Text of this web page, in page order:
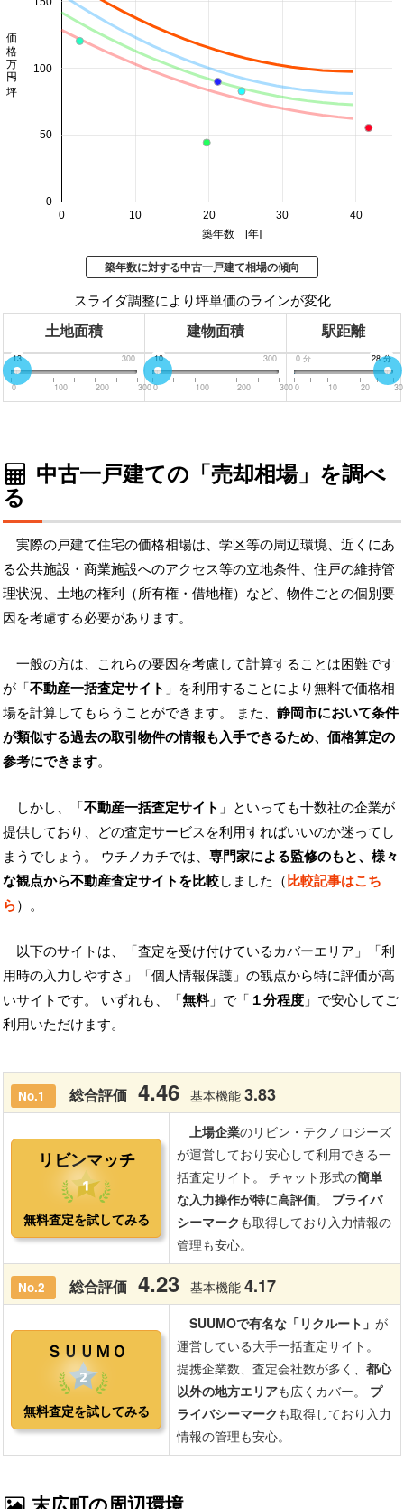
0 10 20 30 40
0
50
100
築年数 [年]
価格 万円/坪
築年数に対する中古一戸建て相場の傾向
スライダ調整により坪単価のラインが変化
土地面積 建物面積 駅距離
0 300
13
0 100 200 300
0 300
10
0 100 200 300
0分 30分
28分
0 10 20 30
中古一戸建ての「売却相場」を調べ
る
実際の戸建て住宅の価格相場は、学区等の周辺環境、近くにあ
る公共施設・商業施設へのアクセス等の立地条件、住戸の維持管
理状況、土地の権利（所有権・借地権）など、物件ごとの個別要
因を考慮する必要があります。
一般の方は、これらの要因を考慮して計算することは困難です
が「不動産一括査定サイト 」を利用することにより無料で価格相
場を計算してもらうことができます。 また、 静岡市において条件
が類似する過去の取引物件の情報も入手できるため、価格算定の
参考にできます。
しかし、「不動産一括査定サイト 」といっても十数社の企業が
提供しており、どの査定サービスを利用すればいいのか迷ってし
まうでしょう。 ウチノカチでは、 専門家による監修のもと、様々
な観点から不動産査定サイトを比較しました（比較記事はこち
ら）。
以下のサイトは、「査定を受け付けているカバーエリア」「利
用時の入力しやすさ」「個人情報保護」の観点から特に評価が高
いサイトです。 いずれも、「無料」で「 １分程度 」で安心してご
利用いただけます。